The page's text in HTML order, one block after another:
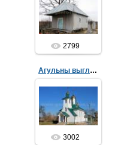
14.02.2016
admin
2799
Агульны выгляд
21.01.2016
admin
3002